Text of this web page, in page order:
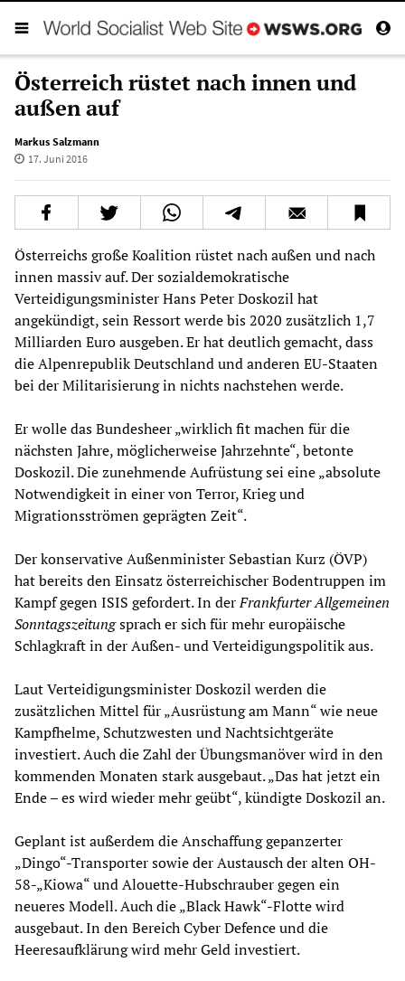
Österreich rüstet nach innen und
außen auf
Markus Salzmann
17. Juni 2016
Österreichs große Koalition rüstet nach außen und nach
innen massiv auf. Der sozialdemokratische
Verteidigungsminister Hans Peter Doskozil hat
angekündigt, sein Ressort werde bis 2020 zusätzlich 1,7
Milliarden Euro ausgeben. Er hat deutlich gemacht, dass
die Alpenrepublik Deutschland und anderen EU-Staaten
bei der Militarisierung in nichts nachstehen werde.
Er wolle das Bundesheer „wirklich fit machen für die
nächsten Jahre, möglicherweise Jahrzehnte“, betonte
Doskozil. Die zunehmende Aufrüstung sei eine „absolute
Notwendigkeit in einer von Terror, Krieg und
Migrationsströmen geprägten Zeit“.
Der konservative Außenminister Sebastian Kurz (ÖVP)
hat bereits den Einsatz österreichischer Bodentruppen im
Kampf gegen ISIS gefordert. In derFrankfurter Allgemeinen
Sonntagszeitungsprach er sich für mehr europäische
Schlagkraft in der Außen- und Verteidigungspolitik aus.
Laut Verteidigungsminister Doskozil werden die
zusätzlichen Mittel für „Ausrüstung am Mann“ wie neue
Kampfhelme, Schutzwesten und Nachtsichtgeräte
investiert. Auch die Zahl der Übungsmanöver wird in den
kommenden Monaten stark ausgebaut. „Das hat jetzt ein
Ende – es wird wieder mehr geübt“, kündigte Doskozil an.
Geplant ist außerdem die Anschaffung gepanzerter
„Dingo“-Transporter sowie der Austausch der alten OH-
58-„Kiowa“ und Alouette-Hubschrauber gegen ein
neueres Modell. Auch die „Black Hawk“-Flotte wird
ausgebaut. In den Bereich Cyber Defence und die
Heeresaufklärung wird mehr Geld investiert.